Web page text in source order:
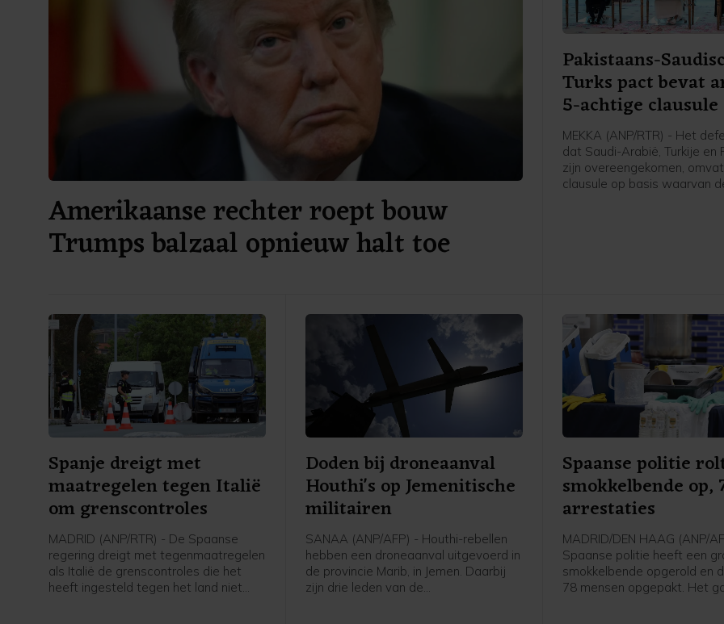
Amerikaanse rechter roept bouw
Trumps balzaal opnieuw halt toe
Pakistaans-
Turks pact bevat
5-achtige clausule
MEKKA (ANP/RTR) - Het
dat Saudi-Arabië, Turkije en
zijn overeengekomen,
clausule op basis waarvan
NAVO. Ook worden
gemaakt over intensievere
defensiesamenwerking.
Spanje dreigt met
maatregelen tegen Italië
om grenscontroles
MADRID (ANP/RTR) - De Spaanse
regering dreigt met tegenmaatregelen
als Italië de grenscontroles die het
heeft ingesteld tegen het land niet
Doden bij droneaanval
Houthi's op Jemenitische
militairen
SANAA (ANP/AFP) - Houthi-rebellen
hebben een droneaanval uitgevoerd in
de provincie Marib, in Jemen. Daarbij
zijn drie leden van de
Spaanse politie
smokkelbende op,
arrestaties
MADRID/DEN HAAG (ANP/
Spaanse politie heeft een
smokkelbende opgerold en
78 mensen opgepakt. Het